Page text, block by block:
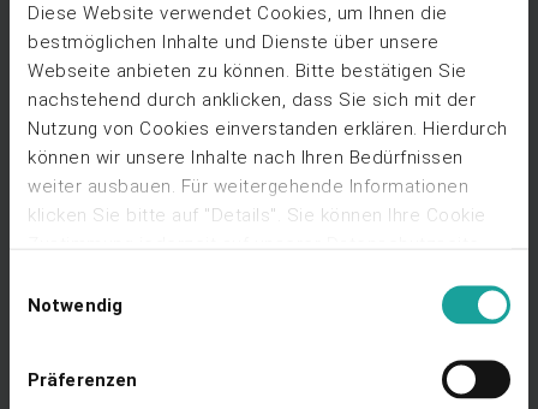
Diese Website verwendet Cookies, um Ihnen die
bestmöglichen Inhalte und Dienste über unsere
Webseite anbieten zu können. Bitte bestätigen Sie
nachstehend durch anklicken, dass Sie sich mit der
Nutzung von Cookies einverstanden erklären. Hierdurch
können wir unsere Inhalte nach Ihren Bedürfnissen
weiter ausbauen. Für weitergehende Informationen
klicken Sie bitte auf "Details". Sie können Ihre Cookie
verwalten" klicken.
Notwendig
Präferenzen
Kommunale Beteiligung automatisiert umsetzen - § 6 EEG
in Wind- und Solarparks
Ansehen
Ansehen